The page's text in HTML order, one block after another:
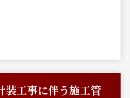
装工事に伴う施工管